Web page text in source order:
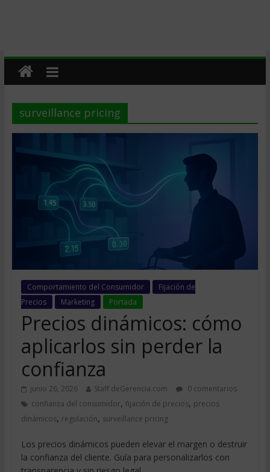
surveillance pricing
Comportamiento del Consumidor
Fijación de
Precios
Marketing Portada
Precios dinámicos: cómo
aplicarlos sin perder la
confianza
junio 26, 2026 Staff deGerencia.com
0 comentarios
confianza del consumidor, fijación de precios, precios
dinámicos, regulación, surveillance pricing
Los precios dinámicos pueden elevar el margen o destruir
la confianza del cliente. Guía para personalizarlos con